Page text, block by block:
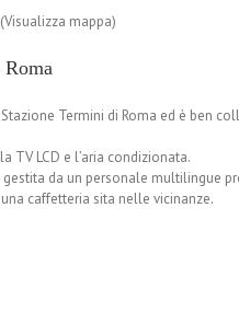
mappa)
Termini di Roma ed è ben
TV LCD e l’aria condizionata.
gestita da un personale multilingue
caffetteria sita nelle vicinanze.